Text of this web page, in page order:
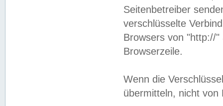
Seitenbetreiber
verschlüsselte
Browsers von "http://
Browserzeile.
Wenn die
übermitteln, nicht von